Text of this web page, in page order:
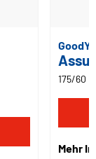
175/60
Mehr